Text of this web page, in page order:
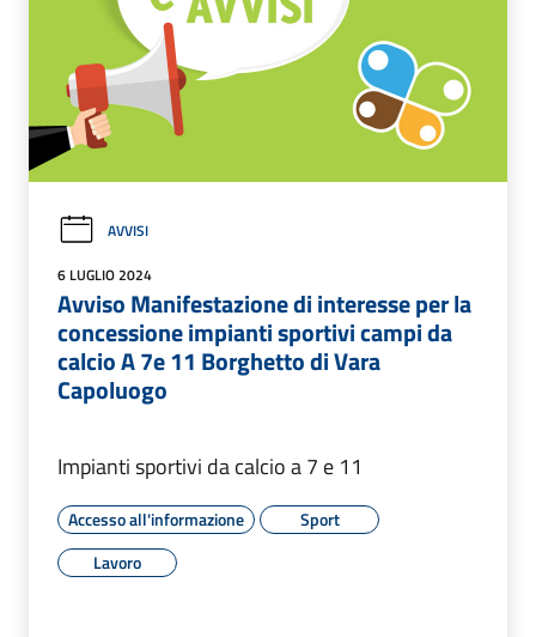
AVVISI
6 LUGLIO 2024
Avviso Manifestazione di interesse per la
concessione impianti sportivi campi da
calcio A 7e 11 Borghetto di Vara
Capoluogo
Impianti sportivi da calcio a 7 e 11
Accesso all'informazione
Sport
Lavoro